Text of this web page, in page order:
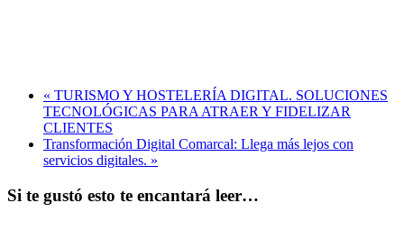
« TURISMO Y HOSTELERÍA DIGITAL. SOLUCIONES
TECNOLÓGICAS PARA ATRAER Y FIDELIZAR
CLIENTES
Transformación Digital Comarcal: Llega más lejos con
servicios digitales. »
Si te gustó esto te encantará leer…